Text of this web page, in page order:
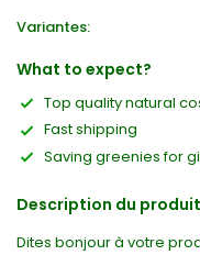
Variantes:
What to expect?
Top quality natural
Fast shipping
Saving greenies for
Description du produit
Dites bonjour à votre